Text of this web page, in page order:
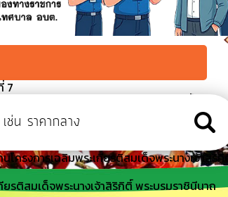
7
มราชชนนีพันปีหลวง พิธีปล่อยพันธุ์สัตว์น้ำ
นพระราชสมภพฯ
ลนคร เทศบาลเมือง เทศบาลตำบล และเงิน
องถิ่น
ครงการเฉลิมพระเกียรติสมเด็จพระนางเจ้าสิริ
รติสมเด็จพระนางเจ้าสิริกิติ์ พระบรมราชินีนาถ